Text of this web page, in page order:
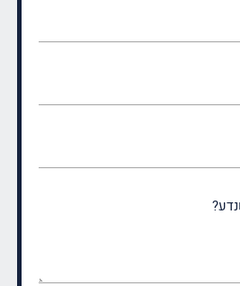
(חובה)